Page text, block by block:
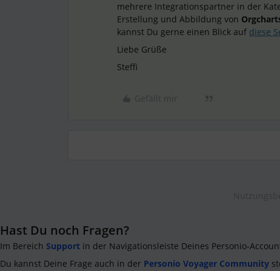
mehrere Integrationspartner in der
Erstellung und Abbildung von
kannst Du gerne einen Blick auf diese
Liebe Grüße
Steffi
Hast Du noch Fragen?
Im Bereich Support in der Navigationsleiste Deines Personio-
Du kannst Deine Frage auch in der Personio Voyager Community